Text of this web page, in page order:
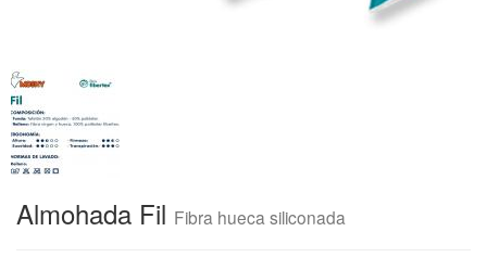
Almohada Fil Fibra hueca siliconada